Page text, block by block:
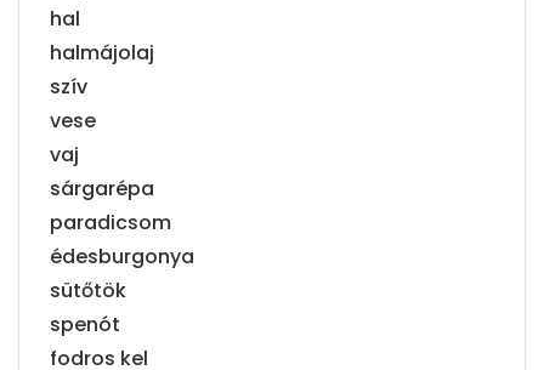
hal
halmájolaj
szív
vese
vaj
sárgarépa
paradicsom
édesburgonya
sütőtök
spenót
fodros kel